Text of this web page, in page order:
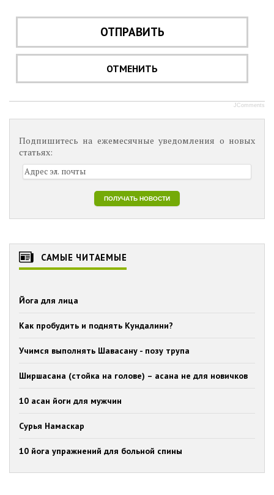
ОТПРАВИТЬ
ОТМЕНИТЬ
JComments
Подпишитесь на ежемесячные уведомления о новых
статьях:
САМЫЕ ЧИТАЕМЫЕ
Йога для лица
Как пробудить и поднять Кундалини?
Учимся выполнять Шавасану - позу трупа
Ширшасана (стойка на голове) – асана не для новичков
10 асан йоги для мужчин
Сурья Намаскар
10 йога упражнений для больной спины